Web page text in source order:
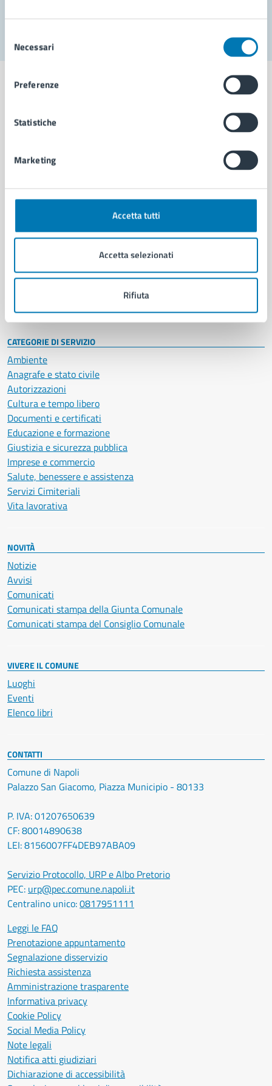
delNecessari
Preferenze
Statistiche
Marketing
Accetta tutti
Accetta selezionati
Rifiuta
Comune di Napoli
AMMINISTRAZIONE
Organi di governo
Enti e fondazioni
Personale amministrativo
Intranet, posta aziendale e protocollo
CATEGORIE DI SERVIZIO
Ambiente
Anagrafe e stato civile
Autorizzazioni
Cultura e tempo libero
Documenti e certificati
Educazione e formazione
Giustizia e sicurezza pubblica
Imprese e commercio
Salute, benessere e assistenza
Servizi Cimiteriali
Vita lavorativa
NOVITÀ
Notizie
Avvisi
Comunicati
Comunicati stampa della Giunta Comunale
Comunicati stampa del Consiglio Comunale
VIVERE IL COMUNE
Luoghi
Eventi
Elenco libri
CONTATTI
Comune di Napoli
Palazzo San Giacomo, Piazza Municipio - 80133
P. IVA: 01207650639
CF: 80014890638
LEI: 8156007FF4DEB97ABA09
Servizio Protocollo, URP e Albo Pretorio
PEC: urp@pec.comune.napoli.it
Centralino unico:0817951111
Leggi le FAQ
Prenotazione appuntamento
Segnalazione disservizio
Richiesta assistenza
Amministrazione trasparente
Informativa privacy
Cookie Policy
Social Media Policy
Note legali
Notifica atti giudiziari
Dichiarazione di accessibilità